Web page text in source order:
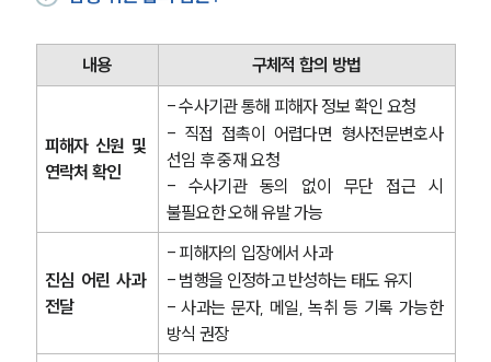
업무사례
형사 주요 업무사례
사례분석/최신동향
형사 법률정보
법률지식인
형사소송·상담후기
업무분야
형사그룹 업무
전체
내용 구체적 합의 방법
피해자 신원 및
연락처 확인
- 수사기관 통해 피해자 정보 확인 요청
- 직접 접촉이 어렵다면 형사전문변호사
선임 후 중재 요청
- 수사기관 동의 없이 무단 접근 시
불필요한 오해 유발 가능
진심 어린 사과
전달
- 피해자의 입장에서 사과
- 범행을 인정하고 반성하는 태도 유지
- 사과는 문자, 메일, 녹취 등 기록 가능한
방식 권장